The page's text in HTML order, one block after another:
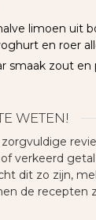
limoen uit
en roer
smaak zout en
WETEN!
verkeerd
dit zo zijn,
de recepten